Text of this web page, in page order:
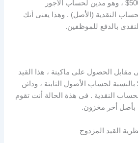
أنت تدفع للموظفين 5000$ ، وهو مدين لحساب الأجور
النقدية (الأصل) . وهذا يعنى أنك
بالدفع للموظفين.
4000 $ فى مقابل الحصول على ماكينة ، هذا القيد
دين بقيمة 4000 $ بالنسبة لحساب الأصول الثابتة ، ودائن
لحساب النقدية . فى هذة الحالة أنت تقوم
بأصل أخر مخزون.
القيد المزدوج